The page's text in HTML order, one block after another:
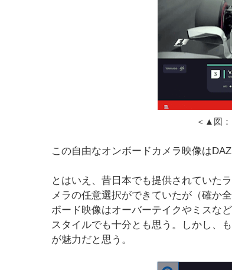
＜▲図：
この自由なオンボードカメラ映像は
とはいえ、昔日本でも提供されていた
メラの任意選択ができていたが（確か
ボード映像はオーバーテイクやミスな
スタイルでも十分とも思う。しかし、
が魅力だと思う。